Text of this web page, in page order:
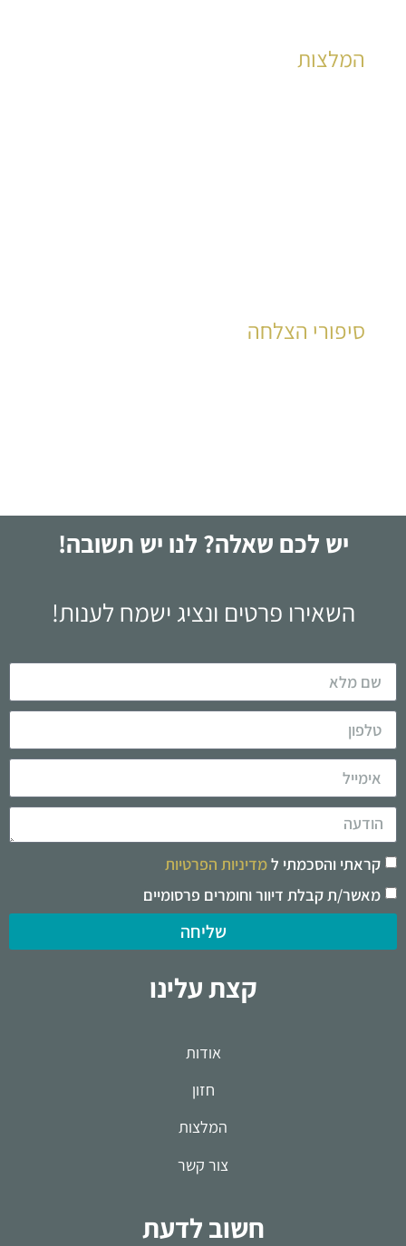
המלצות
סיפורי הצלחה
יש לכם שאלה? לנו יש תשובה!
השאירו פרטים ונציג ישמח לענות!
קראתי והסכמתי למדיניות הפרטיות
מאשר/ת קבלת דיוור וחומרים פרסומיים
שליחה
קצת עלינו
אודות
חזון
המלצות
צור קשר
חשוב לדעת